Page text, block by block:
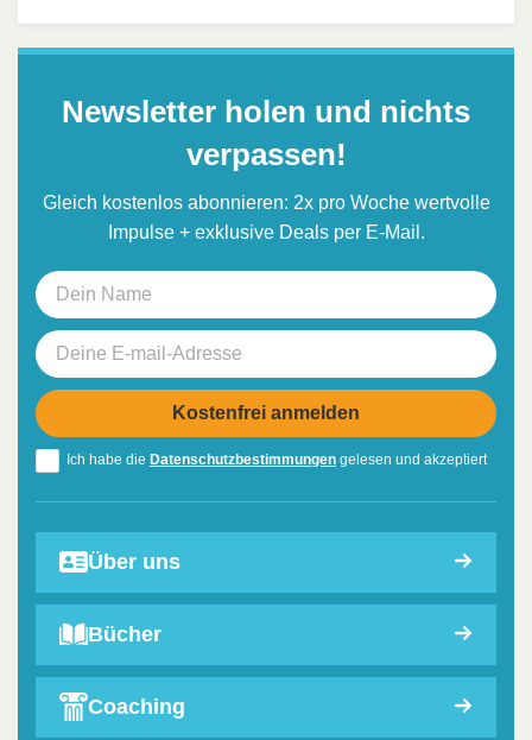
Newsletter holen und nichts
verpassen!
Gleich kostenlos abonnieren: 2x pro Woche wertvolle
Impulse + exklusive Deals per E-Mail.
Ich habe die Datenschutzbestimmungen gelesen und akzeptiert
Über uns
Bücher
Coaching